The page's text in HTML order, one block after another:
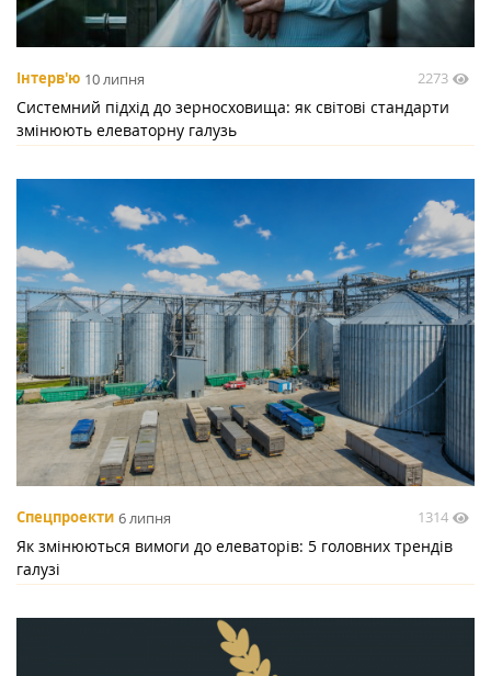
Інтерв'ю 10 липня 2273
Системний підхід до зерносховища: як світові стандарти
змінюють елеваторну галузь
Спецпроекти 6 липня 1314
Як змінюються вимоги до елеваторів: 5 головних трендів
галузі